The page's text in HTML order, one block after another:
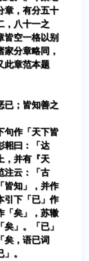
章，有分五十
，八十一之
皆空一格以别
分章略同，
此章范本题
已；皆知善之
句作「天下皆
耜曰：「达
，并有『天
注云：「古
皆知」，并作
引下「已」作
「矣」，苏辙
」。「已」
矣，语已词
。